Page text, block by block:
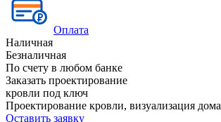
Оплата
Наличная
Безналичная
По счету в любом банке
Заказать проектирование
кровли под ключ
Проектирование кровли, визуализация дома
Оставить заявку